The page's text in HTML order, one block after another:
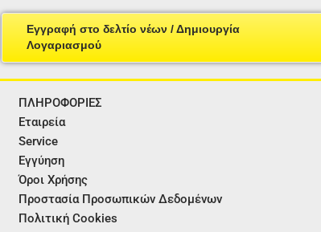
Εγγραφή στο δελτίο νέων / Δημιουργία
Λογαριασμού
ΠΛΗΡΟΦΟΡΙΕΣ
Εταιρεία
Service
Εγγύηση
Όροι Χρήσης
Προστασία Προσωπικών Δεδομένων
Πολιτική Cookies